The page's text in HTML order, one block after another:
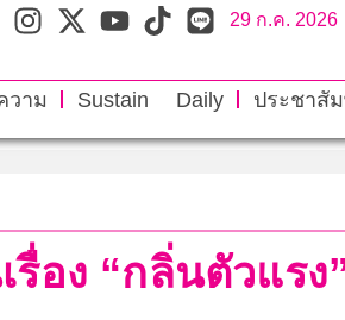
29 ก.ค. 2026
วาม Sustain Daily ประชาสั
อง “กลิ่นตัวแรง